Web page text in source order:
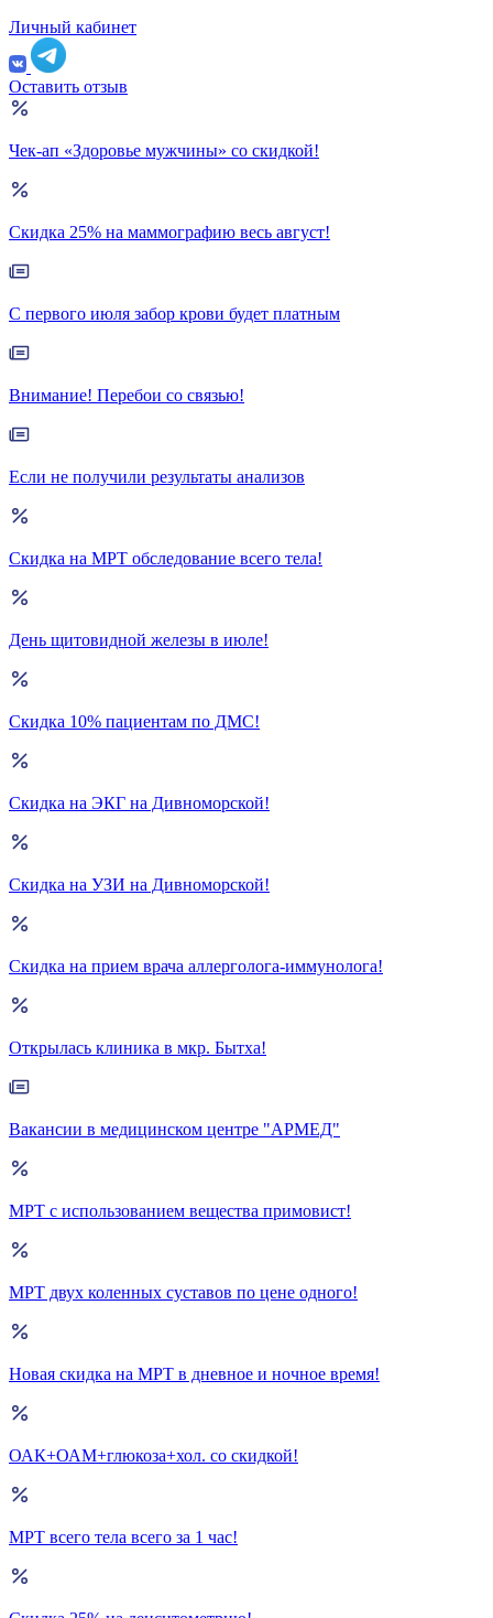
Личный кабинет
Оставить отзыв
Чек-ап «Здоровье мужчины» со скидкой!
Скидка 25% на маммографию весь август!
С первого июля забор крови будет платным
Внимание! Перебои со связью!
Если не получили результаты анализов
Скидка на МРТ обследование всего тела!
День щитовидной железы в июле!
Скидка 10% пациентам по ДМС!
Скидка на ЭКГ на Дивноморской!
Скидка на УЗИ на Дивноморской!
Скидка на прием врача аллерголога-иммунолога!
Открылась клиника в мкр. Бытха!
Вакансии в медицинском центре "АРМЕД"
МРТ с использованием вещества примовист!
МРТ двух коленных суставов по цене одного!
Новая скидка на МРТ в дневное и ночное время!
ОАК+ОАМ+глюкоза+хол. со скидкой!
МРТ всего тела всего за 1 час!